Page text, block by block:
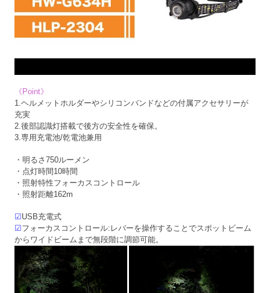
《Point》
1.ヘルメットホルダーやシリコンバンドなどの付属アクセサリーが
充実
2.後部認識灯搭載で後方の安全性を確保。
3.専用充電池/乾電池兼用
・明るさ750ルーメン
・点灯時間10時間
・照射特性フォーカスコントロール
・照射距離162m
☑USB充電式
☑フォーカスコントロール:レバーを操作することでスポットビーム
からワイドビームまで無段階に調節可能。